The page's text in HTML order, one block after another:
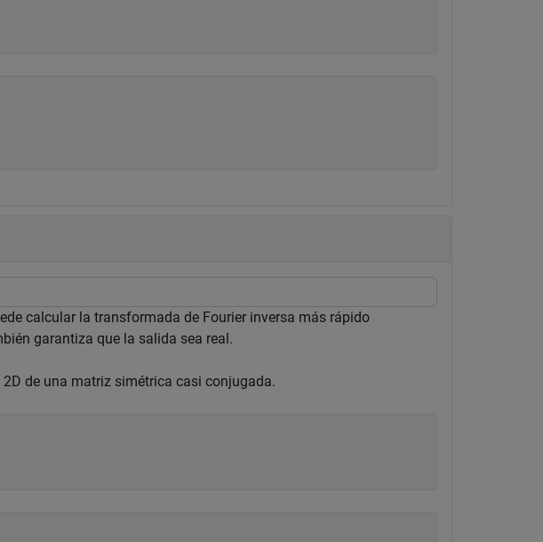
calcular la transformada de Fourier inversa más rápido
garantiza que la salida sea real.
de una matriz simétrica casi conjugada.